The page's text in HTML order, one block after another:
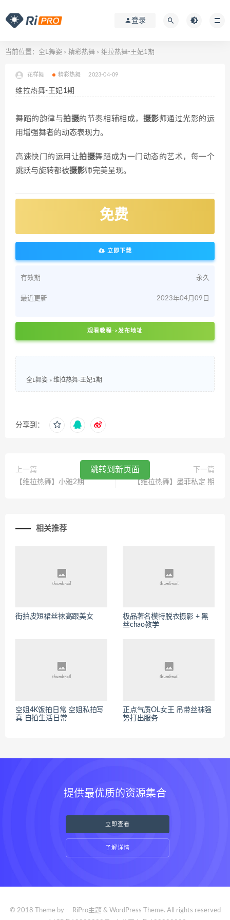
登录
当前位置： 全L舞姿 > 精彩热舞 > 维拉热舞-王妃1期
花样舞 精彩热舞 2023-04-09
维拉热舞-王妃1期
舞蹈的韵律与拍摄的节奏相辅相成， 摄影师通过光影的运
用增强舞者的动态表现力。
高速快门的运用让拍摄舞蹈成为一门动态的艺术，每一个
跳跃与旋转都被摄影师完美呈现。
免费
立即下载
有效期 永久
最近更新 2023年04月09日
观看教程->发布地址
全L舞姿 » 维拉热舞-王妃1期
分享到：
上一篇
【维拉热舞】小雅2期
下一篇
【维拉热舞】墨菲私定 期
相关推荐
街拍皮短裙丝袜高跟美女
极品著名模特脱衣摄影 + 黑
丝chao教学
空姐4K饭拍日常 空姐私拍写
真 自拍生活日常
正点气质OL女王 吊带丝袜强
势打出服务
提供最优质的资源集合
立即查看
了解详情
© 2018 Theme by - RiPro主题 & WordPress Theme. All rights reserved
跳转到新页面